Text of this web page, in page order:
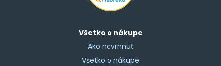
Všetko o nákupe
Ako navrhnúť
Všetko o nákupe